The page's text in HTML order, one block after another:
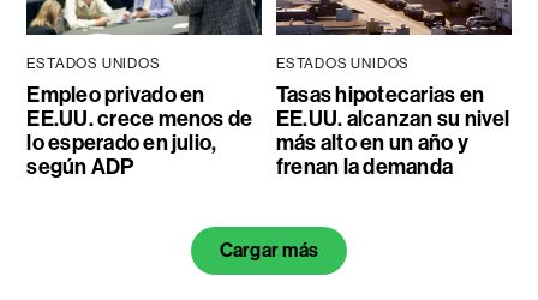
ESTADOS UNIDOS
Empleo privado en
EE.UU. crece menos de
lo esperado en julio,
según ADP
ESTADOS UNIDOS
Tasas hipotecarias en
EE.UU. alcanzan su nivel
más alto en un año y
frenan la demanda
Cargar más